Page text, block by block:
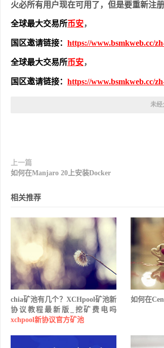
火必所有用户现在可用了，但是要重新注
全球最大交易所币安，
国区邀请链接： https://www.bsmkweb.cc/
全球最大交易所币安，
国区邀请链接： https://www.bsmkweb.cc/
未经
上一篇
如何在Manjaro 20上安装Docker
相关推荐
chia矿池有几个？XCHpool矿池新
协议教程最新版_挖矿费电吗
xchpool新协议官方矿池
如何在